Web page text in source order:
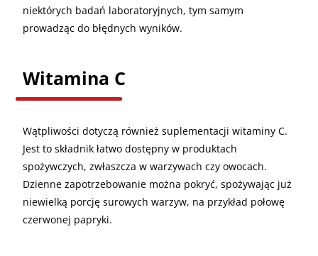
niektórych badań laboratoryjnych, tym samym
prowadząc do błędnych wyników.
Witamina C
Wątpliwości dotyczą również suplementacji witaminy C.
Jest to składnik łatwo dostępny w produktach
spożywczych, zwłaszcza w warzywach czy owocach.
Dzienne zapotrzebowanie można pokryć, spożywając już
niewielką porcję surowych warzyw, na przykład połowę
czerwonej papryki.